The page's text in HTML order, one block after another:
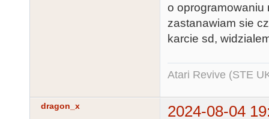
o oprogramowaniu
zastanawiam sie
karcie sd,
Atari Revive (STE
dragon_x 2024-08-04